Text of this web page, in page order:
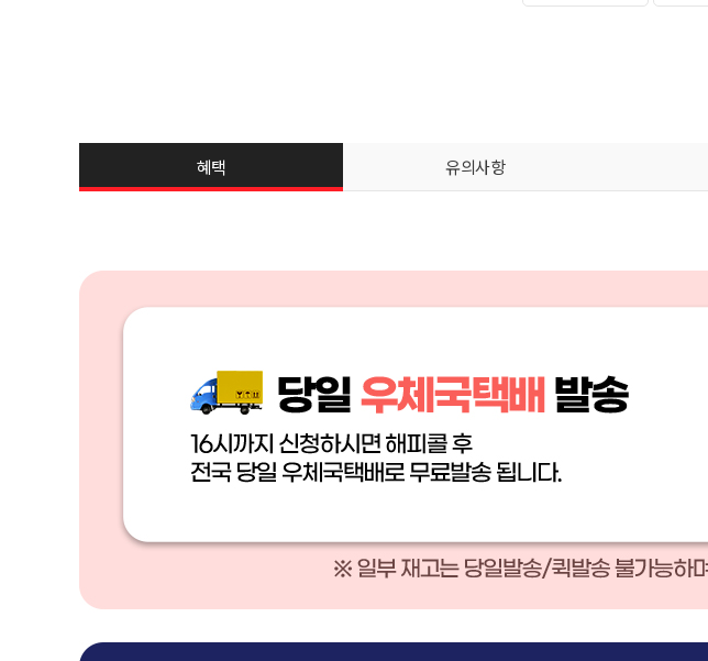
혜택 유의사항